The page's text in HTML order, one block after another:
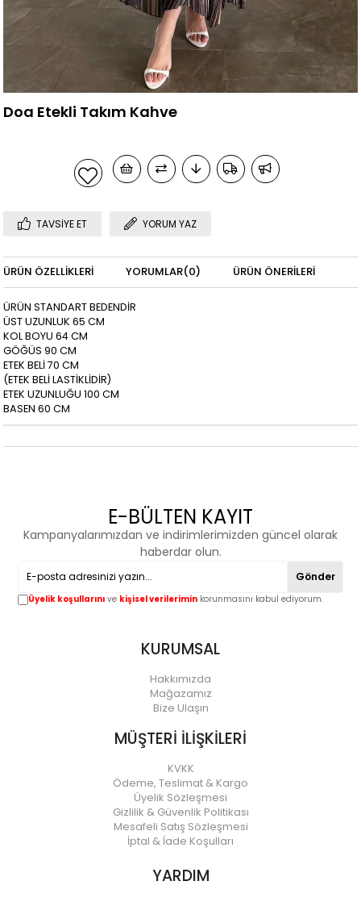
Doa Etekli Takım Kahve
TAVSIYE ET YORUM YAZ
ÜRÜN ÖZELLIKLERI YORUMLAR(0) ÜRÜN ÖNERILERI
ÜRÜN STANDART BEDENDİR
ÜST UZUNLUK 65 CM
KOL BOYU 64 CM
GÖĞÜS 90 CM
ETEK BELİ 70 CM
(ETEK BELİ LASTİKLİDİR)
ETEK UZUNLUĞU 100 CM
BASEN 60 CM
E-BÜLTEN KAYIT
Kampanyalarımızdan ve indirimlerimizden güncel olarak
haberdar olun.
Gönder
Üyelik koşullarını ve kişisel verilerimin korunmasını kabul ediyorum.
KURUMSAL
Hakkımızda
Mağazamız
Bize Ulaşın
MÜŞTERİ İLİŞKİLERİ
KVKK
Ödeme, Teslimat & Kargo
Üyelik Sözleşmesi
Gizlilik & Güvenlik Politikası
Mesafeli Satış Sözleşmesi
İptal & İade Koşulları
YARDIM